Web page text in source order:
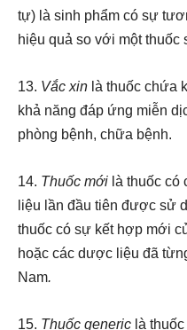
tự) là sinh phẩm có sự
hiệu quả so với một thuốc
13. Vắc xin là thuốc chứa
khả năng đáp ứng miễn
phòng bệnh, chữa bệnh.
14. Thuốc mới là thuốc
liệu lần đầu tiên được sử
thuốc có sự kết hợp mới
hoặc các dược liệu đã
Nam.
15. Thuốc generic là